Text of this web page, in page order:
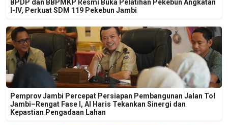
BPDP dan BBPMKP Resmi Buka Pelatihan Pekebun Angkatan
I-IV, Perkuat SDM 119 Pekebun Jambi
Pemprov Jambi Percepat Persiapan Pembangunan Jalan Tol
Jambi–Rengat Fase I, Al Haris Tekankan Sinergi dan
Kepastian Pengadaan Lahan